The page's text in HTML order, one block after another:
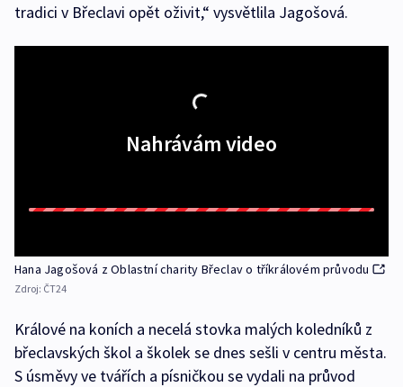
tradici v Břeclavi opět oživit,“ vysvětlila Jagošová.
Nahrávám video
Hana Jagošová z Oblastní charity Břeclav o tříkrálovém průvodu
Zdroj: ČT24
Králové na koních a necelá stovka malých koledníků z
břeclavských škol a školek se dnes sešli v centru města.
S úsměvy ve tvářích a písničkou se vydali na průvod